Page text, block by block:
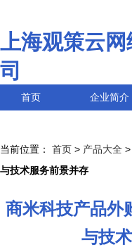
上海观策云
司
首页 企业简介
当前位置： 首页 > 产品大全 >
与技术服务前景并存
商米科技产品外
与技